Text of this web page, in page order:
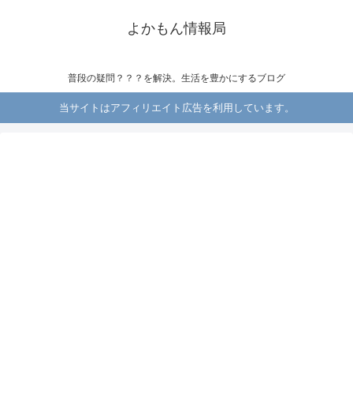
よかもん情報局
普段の疑問？？？を解決。生活を豊かにするブログ
当サイトはアフィリエイト広告を利用しています。